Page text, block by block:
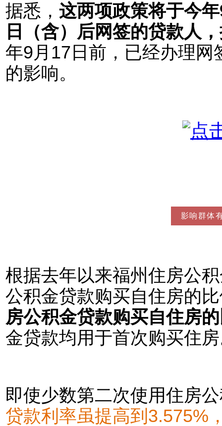
据悉， 这两项政策将于今
日（含）后网签的贷款人
年9月17日前，已经办理
的影响。
影响群体
根据去年以来福州住房公
公积金贷款购买自住房的
房公积金贷款购买自住房
金贷款均用于首次购买住
即使少数第二次使用住房
贷款利率虽提高到3.575%